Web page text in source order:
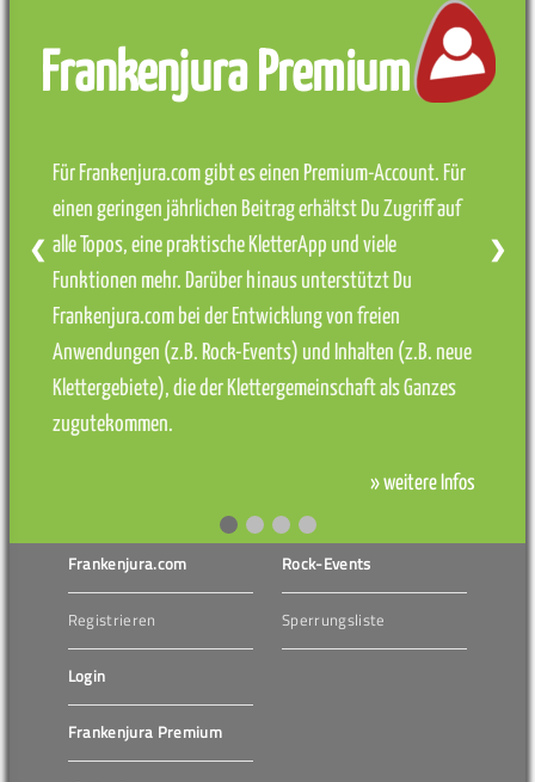
Frankenjura Premium
Für Frankenjura.com gibt es einen Premium-Account. Für
einen geringen jährlichen Beitrag erhältst Du Zugriff auf
alle Topos, eine praktische KletterApp und viele
Funktionen mehr. Darüber hinaus unterstützt Du
Frankenjura.com bei der Entwicklung von freien
Anwendungen (z.B. Rock-Events) und Inhalten (z.B. neue
Klettergebiete), die der Klettergemeinschaft als Ganzes
zugutekommen.
» weitere Infos
❮ ❯
Frankenjura.com
Registrieren
Login
Frankenjura Premium
Rock-Events
Sperrungsliste